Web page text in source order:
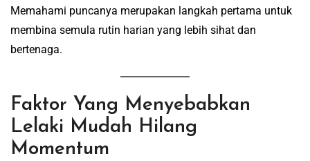
Memahami puncanya merupakan langkah pertama untuk
membina semula rutin harian yang lebih sihat dan
bertenaga.
Faktor Yang Menyebabkan
Lelaki Mudah Hilang
Momentum